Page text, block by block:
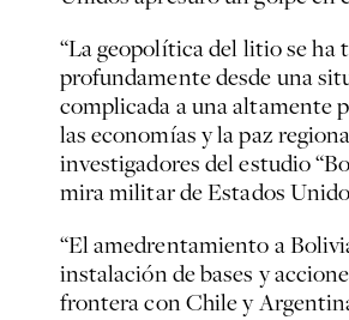
“La geopolítica del litio se ha
profundamente desde una
complicada a una altamente
las economías y la paz
investigadores del estudio
mira militar de Estados
“El amedrentamiento a
instalación de bases y
frontera con Chile y